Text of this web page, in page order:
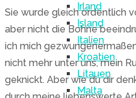
Irland
Island
Italien
Kroatien
Litauen
Malta
Sie wurde gleich ordentlich
aber nicht die Bohne
ich mich
nicht mehr unter uns, mein
geknickt. Aber wie du dir